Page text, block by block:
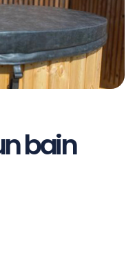
bain